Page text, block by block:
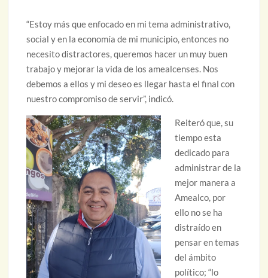
“Estoy más que enfocado en mi tema administrativo,
social y en la economía de mi municipio, entonces no
necesito distractores, queremos hacer un muy buen
trabajo y mejorar la vida de los amealcenses. Nos
debemos a ellos y mi deseo es llegar hasta el final con
nuestro compromiso de servir”, indicó.
Reiteró que, su
tiempo esta
dedicado para
administrar de la
mejor manera a
Amealco, por
ello no se ha
distraído en
pensar en temas
del ámbito
político; “lo